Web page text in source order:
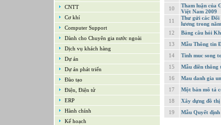
16-09-2022
Trưởng bộ phận Kho
CNTT
Cơ khí
Computer Support
Dành cho Chuyên gia nước ngoài
Dịch vụ khách hàng
Dự án
Dự án phát triển
Đào tạo
Điện, Điện tử
ERP
Hành chính
Kế hoạch
10
Tham luận của
Việt Nam 2009
11
Thư gửi các Đối
lương trong
12
Bảng câu hỏi
13
Mẫu Thông tin
14
Tinh muc song
15
Mẫu điền thông
16
Mau danh gia
17
Một bản mô tả
18
Xây dựng đồ thị
19
Mẫu Quyết định